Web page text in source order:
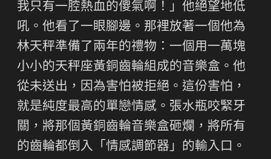
我只有一腔熱血的傻氣啊！」他絕望地低
吼。他看了一眼腳邊。那裡放著一個他為
林天秤準備了兩年的禮物：一個用一萬塊
小小的天秤座黃銅齒輪組成的音樂盒。他
從未送出，因為害怕被拒絕。這份害怕，
就是純度最高的單戀情感。張水瓶咬緊牙
關，將那個黃銅齒輪音樂盒砸爛，將所有
的齒輪都倒入「情感調節器」的輸入口。